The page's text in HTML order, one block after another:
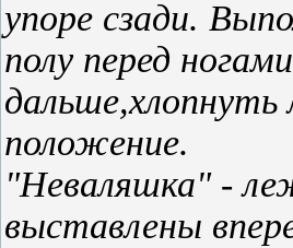
упоре сзади.
полу перед
дальше,хлопнуть
положение.
"Неваляшка" -
выставлены